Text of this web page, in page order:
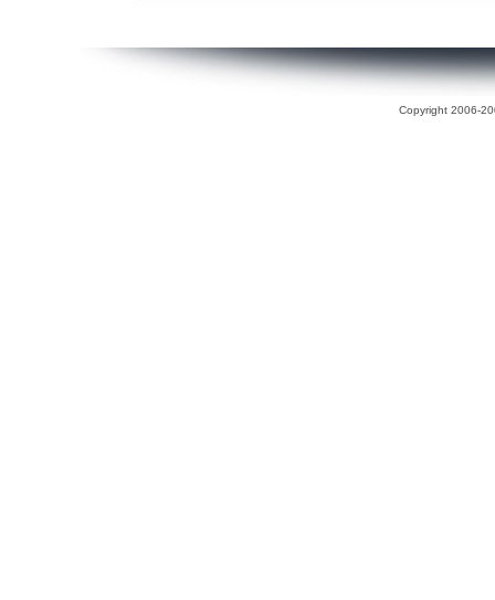
Copyright 2006-